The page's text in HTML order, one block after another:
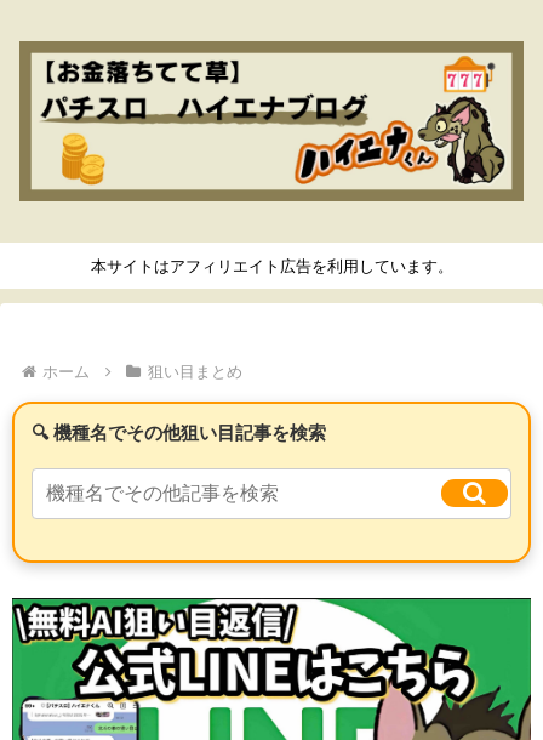
本サイトはアフィリエイト広告を利用しています。
ホーム 狙い目まとめ